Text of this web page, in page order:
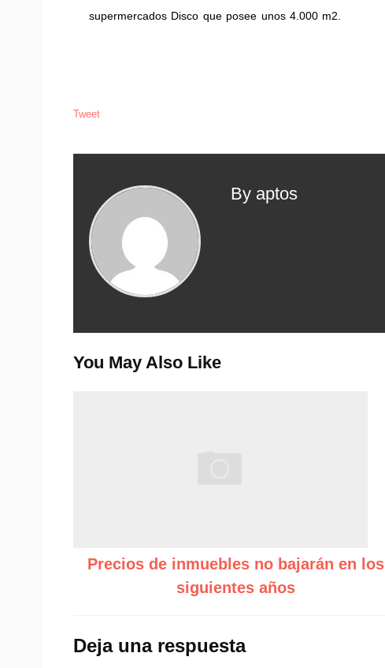
supermercados Disco que posee unos 4.000 m2.
Tweet
By aptos
You May Also Like
Precios de inmuebles no bajarán en los
siguientes años
Deja una respuesta